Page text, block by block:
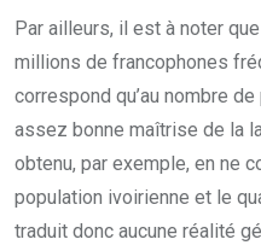
Par ailleurs, il est à noter
millions de francophones
correspond qu’au nombre
assez bonne maîtrise de la
obtenu, par exemple, en ne
population ivoirienne et le
traduit donc aucune réalité